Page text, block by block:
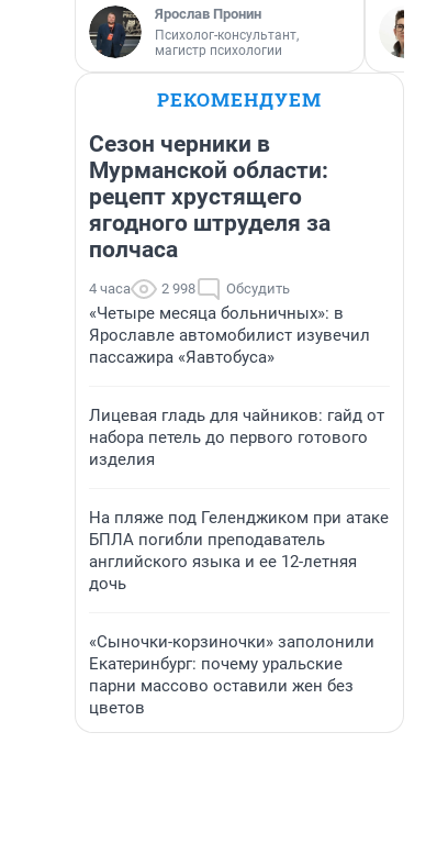
Ярослав Пронин
Психолог-консультант,
магистр психологии
РЕКОМЕНДУЕМ
Сезон черники в
Мурманской области:
рецепт хрустящего
ягодного штруделя за
полчаса
4 часа 2 998 Обсудить
«Четыре месяца больничных»: в
Ярославле автомобилист изувечил
пассажира «Яавтобуса»
Лицевая гладь для чайников: гайд от
набора петель до первого готового
изделия
На пляже под Геленджиком при атаке
БПЛА погибли преподаватель
английского языка и ее 12-летняя
дочь
«Сыночки-корзиночки» заполонили
Екатеринбург: почему уральские
парни массово оставили жен без
цветов